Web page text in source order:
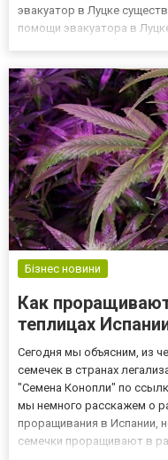
эвакуатор в Луцке
помощи эвакуатора в
автомобиля...
Бізнес новини
Как
теплицах
Сегодня мы объясним, из
семечек в странах
"Семена Конопли" по
мы немного расскажем о
проращивания в Испании,
семечки проращивают в